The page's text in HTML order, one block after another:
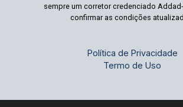
sempre um corretor credenciado
confirmar as condições
Política de Privacidade
Termo de Uso